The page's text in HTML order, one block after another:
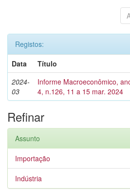
Registos:
Data
Título
2024-
03
Informe Macroeconômico,
4, n.126, 11 a 15 mar. 2024
Refinar
Assunto
Importação
Indústria